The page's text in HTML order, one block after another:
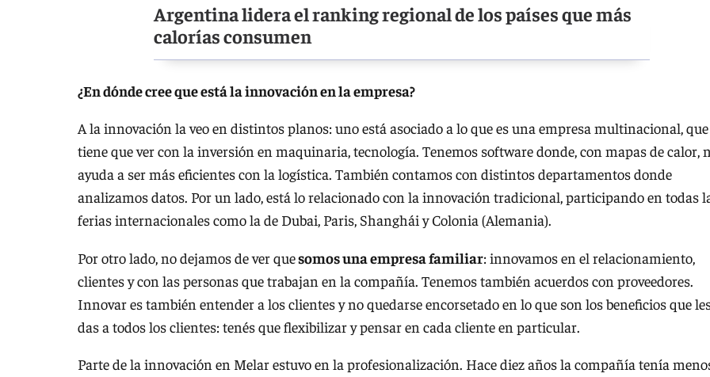
Argentina lidera el ranking regional de los países que más
calorías consumen
¿En dónde cree que está la innovación en la empresa?
A la innovación la veo en distintos planos: uno está asociado a lo que es una empresa multinacional, que
tiene que ver con la inversión en maquinaria, tecnología. Tenemos software donde, con mapas de calor,
ayuda a ser más eficientes con la logística. También contamos con distintos departamentos donde
analizamos datos. Por un lado, está lo relacionado con la innovación tradicional, participando en todas
ferias internacionales como la de Dubai, Paris, Shanghái y Colonia (Alemania).
Por otro lado, no dejamos de ver quesomos una empresa familiar: innovamos en el relacionamiento,
clientes y con las personas que trabajan en la compañía. Tenemos también acuerdos con proveedores.
Innovar es también entender a los clientes y no quedarse encorsetado en lo que son los beneficios que
das a todos los clientes: tenés que flexibilizar y pensar en cada cliente en particular.
Parte de la innovación en Melar estuvo en la profesionalización. Hace diez años la compañía tenía